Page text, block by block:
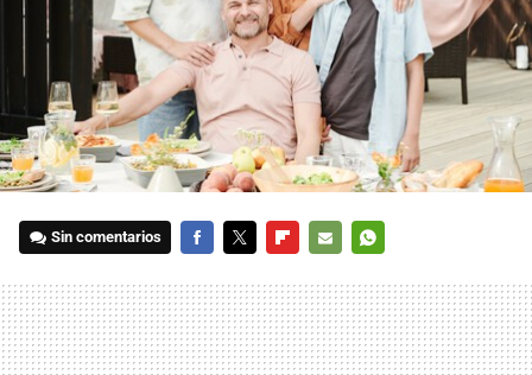
Sin comentarios
MAIL